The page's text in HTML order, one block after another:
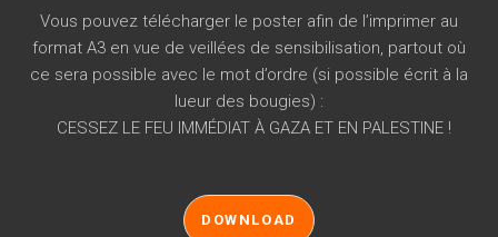
Vous pouvez télécharger le poster afin de l’imprimer au
format A3 en vue de veillées de sensibilisation, partout où
ce sera possible avec le mot d’ordre (si possible écrit à la
lueur des bougies) :
CESSEZ LE FEU IMMÉDIAT À GAZA ET EN PALESTINE !
DOWNLOAD